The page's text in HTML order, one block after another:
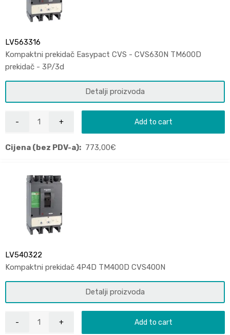
LV563316
Kompaktni prekidač Easypact CVS - CVS630N TM600D
prekidač - 3P/3d
Detalji proizvoda
Add to cart
Cijena (bez PDV-a): 773,00€
LV540322
Kompaktni prekidač 4P4D TM400D CVS400N
Detalji proizvoda
Add to cart